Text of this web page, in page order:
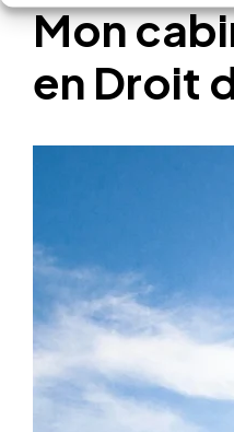
Mon
en Droit